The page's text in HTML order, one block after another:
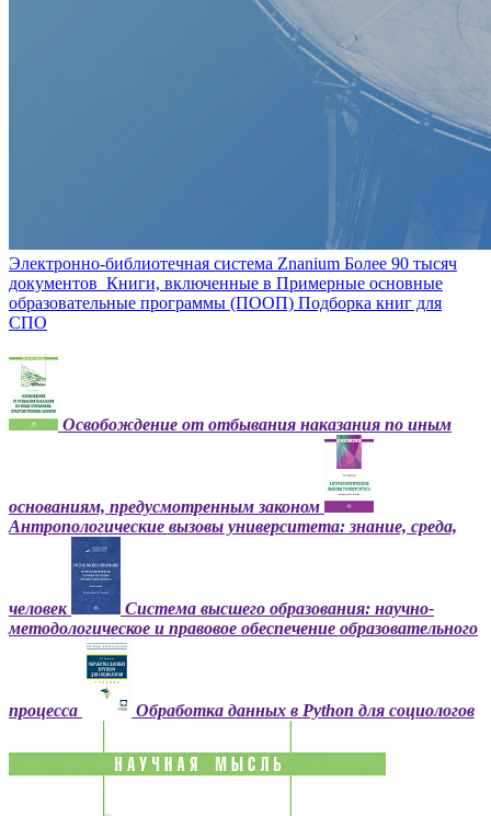
Электронно-библиотечная система Znanium Более 90 тысяч
документов Книги, включенные в Примерные основные
образовательные программы (ПООП) Подборка книг для
СПО
Освобождение от отбывания наказания по иным
основаниям, предусмотренным законом
Антропологические вызовы университета: знание, среда,
человек
Система высшего образования: научно-
методологическое и правовое обеспечение образовательного
процесса Обработка данных в Python для социологов